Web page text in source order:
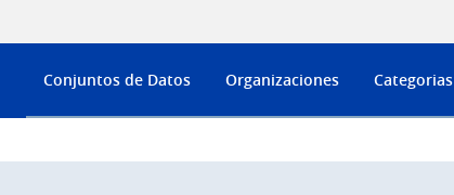
Conjuntos de Datos Organizaciones Categorias